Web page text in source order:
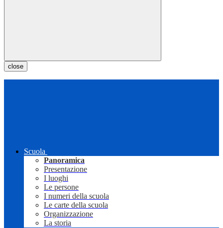
close
Scuola
Panoramica
Presentazione
I luoghi
Le persone
I numeri della scuola
Le carte della scuola
Organizzazione
La storia